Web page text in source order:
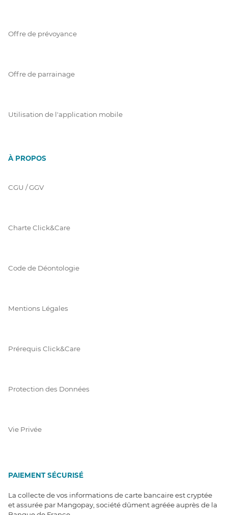
Offre de prévoyance
Offre de parrainage
Utilisation de l'application mobile
À PROPOS
CGU / GGV
Charte Click&Care
Code de Déontologie
Mentions Légales
Prérequis Click&Care
Protection des Données
Vie Privée
PAIEMENT SÉCURISÉ
La collecte de vos informations de carte bancaire est cryptée
et assurée par Mangopay, société dûment agréée auprès de la